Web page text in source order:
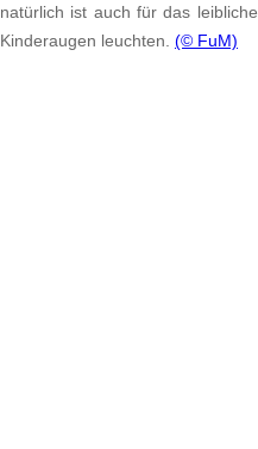
natürlich ist auch für das
Kinderaugen leuchten. (© FuM)